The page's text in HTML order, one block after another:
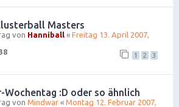
Masters
von Hanniball « Freitag 13. April 2007,
1 2 3
Wochentag :D oder so ähnlich
von Mindwar « Montag 12. Februar 2007,